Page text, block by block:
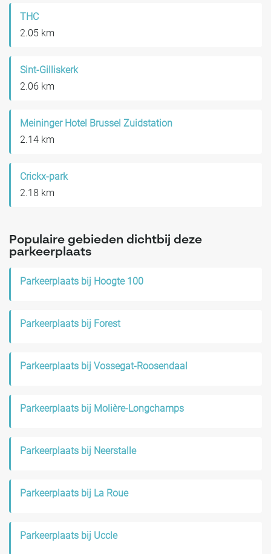
THC
2.05 km
Sint-Gilliskerk
2.06 km
Meininger Hotel Brussel Zuidstation
2.14 km
Crickx-park
2.18 km
Populaire gebieden dichtbij deze
parkeerplaats
Parkeerplaats bij Hoogte 100
Parkeerplaats bij Forest
Parkeerplaats bij Vossegat-Roosendaal
Parkeerplaats bij Molière-Longchamps
Parkeerplaats bij Neerstalle
Parkeerplaats bij La Roue
Parkeerplaats bij Uccle